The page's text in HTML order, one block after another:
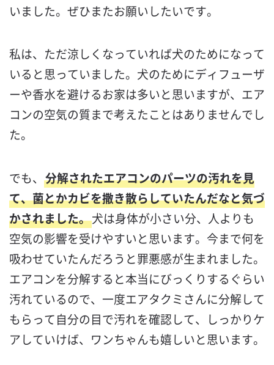
いました。ぜひまたお願いしたいです。
私は、ただ涼しくなっていれば犬のためになって
いると思っていました。犬のためにディフューザ
ーや香水を避けるお家は多いと思いますが、エア
コンの空気の質まで考えたことはありませんでし
た。
でも、 分解されたエアコンのパーツの汚れを見
て、菌とかカビを撒き散らしていたんだなと気づ
かされました。犬は身体が小さい分、人よりも
空気の影響を受けやすいと思います。今まで何を
吸わせていたんだろうと罪悪感が生まれました。
エアコンを分解すると本当にびっくりするぐらい
汚れているので、一度エアタクミさんに分解して
もらって自分の目で汚れを確認して、しっかりケ
アしていけば、ワンちゃんも嬉しいと思います。